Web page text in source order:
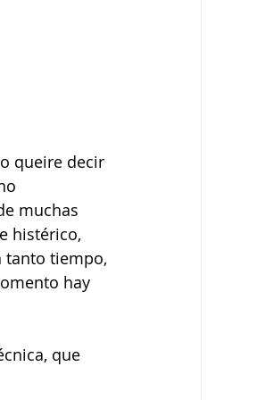
queire decir
muchas
histérico,
tanto tiempo,
hay
que